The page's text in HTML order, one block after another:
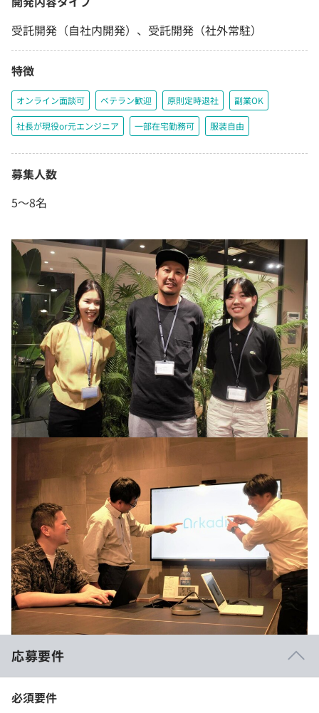
受託開発（自社内開発）、受託開発（社外常駐）
特徴
オンライン面談可 ベテラン歓迎 原則定時退社 副業OK
社長が現役or元エンジニア 一部在宅勤務可 服装自由
募集人数
5〜8名
応募要件
必須要件